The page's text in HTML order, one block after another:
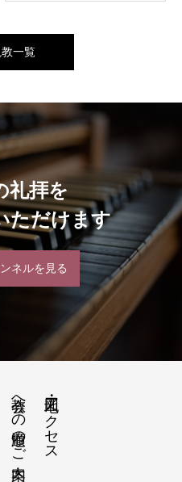
一覧
礼拝を
ただけます
ネルを見る
地図・アクセス
教会への道順のご案内